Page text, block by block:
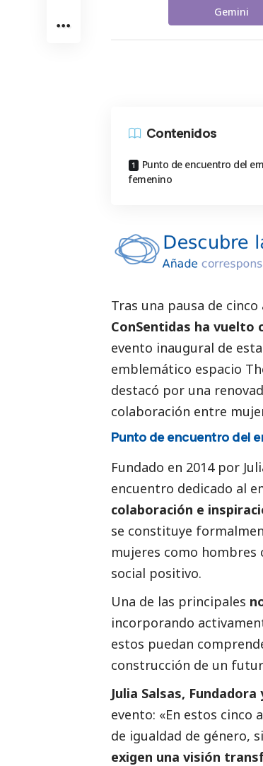
Gemini
Contenidos
Punto de encuentro del
femenino
Tras una pausa de
ConSentidas ha vuelto
evento inaugural de
emblemático espacio
destacó por una
colaboración entre
Punto de encuentro del
Fundado en 2014 por
encuentro dedicado al
colaboración e
se constituye
mujeres como
social positivo.
Una de las principales
incorporando
estos puedan
construcción de un
Julia Salsas,
evento: «En estos cinco
de igualdad de género,
exigen una visión